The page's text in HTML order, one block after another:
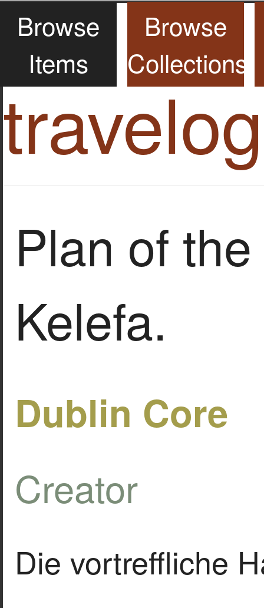
Browse
Items
Browse
Collections
Plan of
Kelefa.
Dublin Core
Creator
Die vortreffliche